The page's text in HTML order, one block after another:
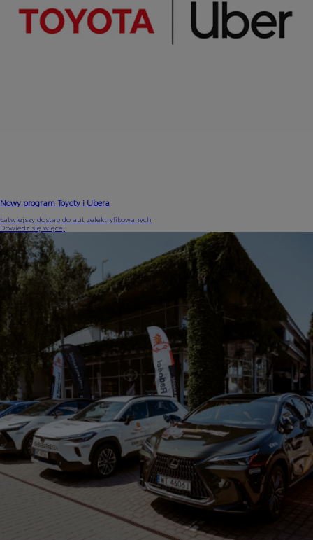
Nowy program Toyoty i Ubera
Łatwiejszy dostęp do aut zelektryfikowanych
Dowiedz się więcej